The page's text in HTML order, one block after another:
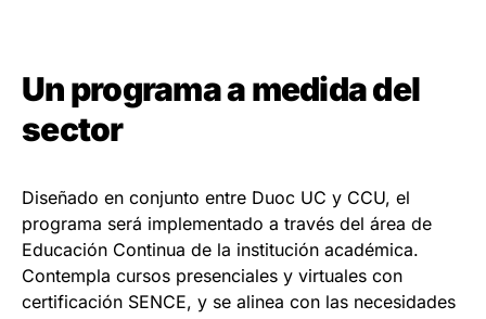
Un programa a medida del
sector
Diseñado en conjunto entre Duoc UC y CCU, el
programa será implementado a través del área de
Educación Continua de la institución académica.
Contempla cursos presenciales y virtuales con
certificación SENCE, y se alinea con las necesidades